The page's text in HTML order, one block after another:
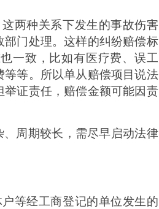
两种关系下发生的事故伤害
门处理。这样的纠纷赔偿标
一致，比如有医疗费、误工
等。所以单从赔偿项目说法
证责任，赔偿金额可能因责
周期较长，需尽早启动法律
等经工商登记的单位发生的